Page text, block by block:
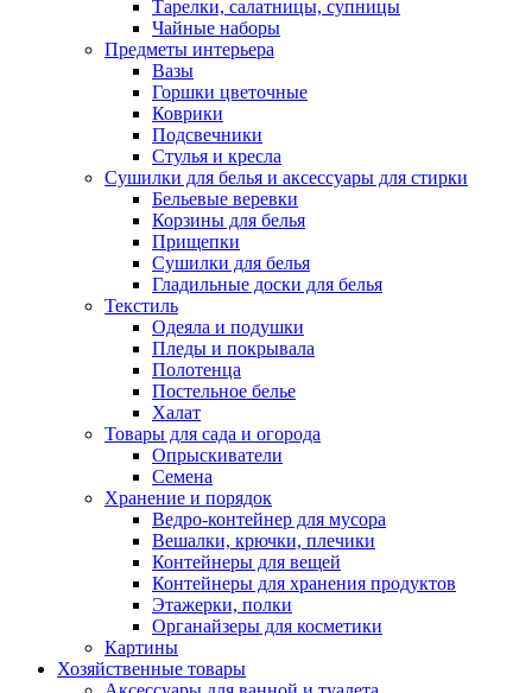
Тарелки, салатницы, супницы
Чайные наборы
Предметы интерьера
Вазы
Горшки цветочные
Коврики
Подсвечники
Стулья и кресла
Сушилки для белья и аксессуары для стирки
Бельевые веревки
Корзины для белья
Прищепки
Сушилки для белья
Гладильные доски для белья
Текстиль
Одеяла и подушки
Пледы и покрывала
Полотенца
Постельное белье
Халат
Товары для сада и огорода
Опрыскиватели
Семена
Хранение и порядок
Ведро-контейнер для мусора
Вешалки, крючки, плечики
Контейнеры для вещей
Контейнеры для хранения продуктов
Этажерки, полки
Органайзеры для косметики
Картины
Хозяйственные товары